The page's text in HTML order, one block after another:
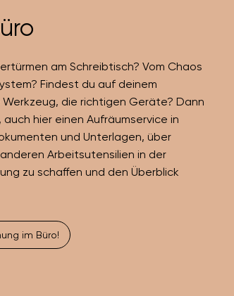
am Schreibtisch? Vom Chaos
Findest du auf deinem
die richtigen Geräte? Dann
hier einen Aufräumservice in
und Unterlagen, über
Arbeitsutensilien in der
zu schaffen und den Überblick
im Büro!